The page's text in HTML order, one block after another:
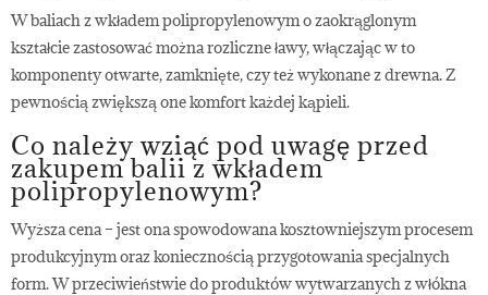
W baliach z wkładem polipropylenowym o zaokrąglonym
kształcie zastosować można rozliczne ławy, włączając w to
komponenty otwarte, zamknięte, czy też wykonane z drewna. Z
pewnością zwiększą one komfort każdej kąpieli.
Co należy wziąć pod uwagę przed
zakupem balii z wkładem
polipropylenowym?
Wyższa cena – jest ona spowodowana kosztowniejszym procesem
produkcyjnym oraz koniecznością przygotowania specjalnych
form. W przeciwieństwie do produktów wytwarzanych z włókna